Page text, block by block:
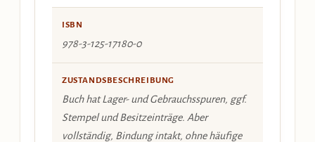
ISBN
978-3-125-17180-0
ZUSTANDSBESCHREIBUNG
Buch hat Lager- und Gebrauchsspuren, ggf.
Stempel und Besitzeinträge. Aber
vollständig, Bindung intakt, ohne häufige